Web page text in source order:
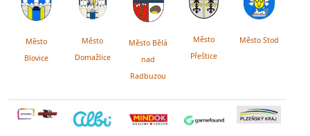
Město
Blovice
Město
Domažlice
Město Bělá
nad
Radbuzou
Město
Přeštice
Město Stod